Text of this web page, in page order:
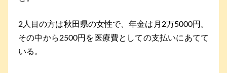
2人目の方は秋田県の女性で、年金は月2万5000円。
その中から2500円を医療費としての支払いにあてて
いる。